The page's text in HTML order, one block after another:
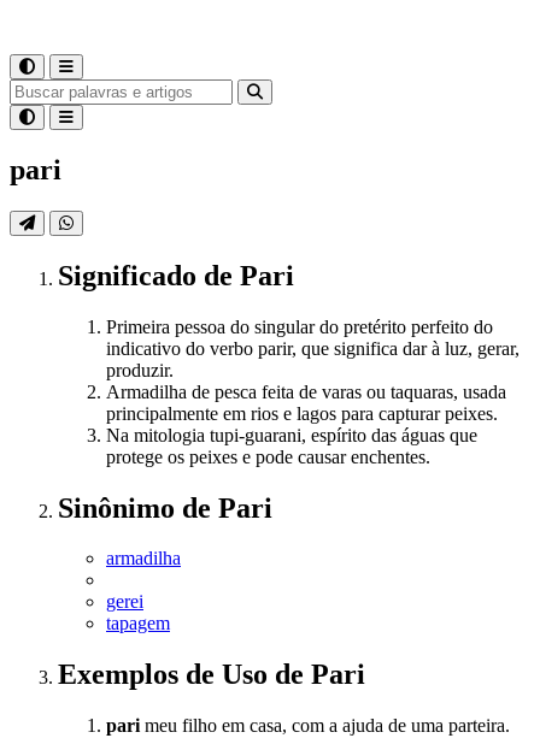
pari
Significado de Pari
Primeira pessoa do singular do pretérito perfeito do
indicativo do verbo parir, que significa dar à luz, gerar,
produzir.
Armadilha de pesca feita de varas ou taquaras, usada
principalmente em rios e lagos para capturar peixes.
Na mitologia tupi-guarani, espírito das águas que
protege os peixes e pode causar enchentes.
Sinônimo de Pari
armadilha
gerei
tapagem
Exemplos de Uso de Pari
pari meu filho em casa, com a ajuda de uma parteira.